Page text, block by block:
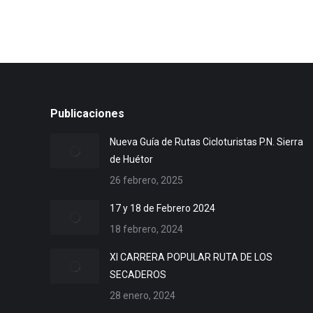
Publicaciones
Nueva Guía de Rutas Cicloturistas P.N. Sierra
de Huétor
26 febrero, 2025
17 y 18 de Febrero 2024
18 febrero, 2024
XI CARRERA POPULAR RUTA DE LOS
SECADEROS
28 enero, 2024